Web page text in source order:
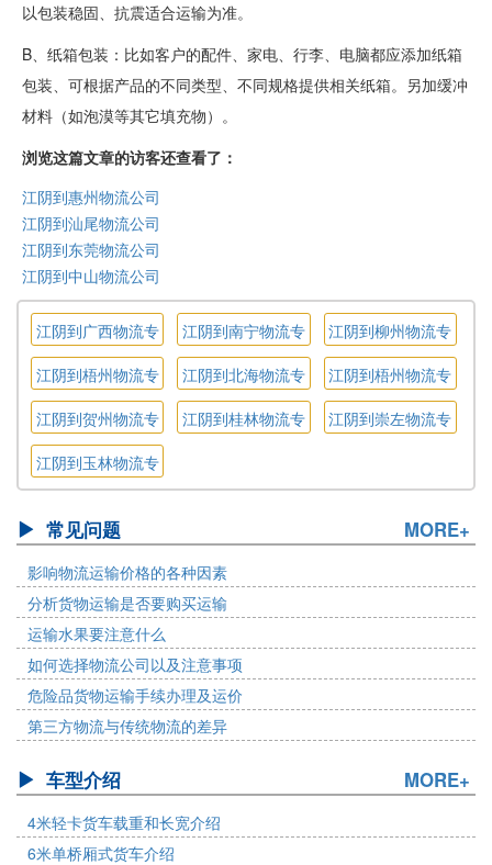
以包装稳固、抗震适合运输为准。
B、纸箱包装：比如客户的配件、家电、行李、电脑都应添加纸箱
包装、可根据产品的不同类型、不同规格提供相关纸箱。另加缓冲
材料（如泡漠等其它填充物）。
浏览这篇文章的访客还查看了：
江阴到惠州物流公司
江阴到汕尾物流公司
江阴到东莞物流公司
江阴到中山物流公司
江阴到广西物流专
线
江阴到南宁物流专
线
江阴到柳州物流专
线
江阴到梧州物流专
线
江阴到北海物流专
线
江阴到梧州物流专
线
江阴到贺州物流专
线
江阴到桂林物流专
江阴到崇左物流专
江阴到玉林物流专
线
常见问题 MORE+
影响物流运输价格的各种因素
分析货物运输是否要购买运输
运输水果要注意什么
如何选择物流公司以及注意事项
危险品货物运输手续办理及运价
第三方物流与传统物流的差异
车型介绍 MORE+
4米轻卡货车载重和长宽介绍
6米单桥厢式货车介绍